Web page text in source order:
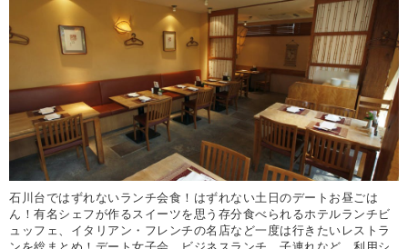
石川台ではずれないランチ会食！はずれない土日のデートお昼ごは
ん！有名シェフが作るスイーツを思う存分食べられるホテルランチビ
ュッフェ、イタリアン・フレンチの名店など一度は行きたいレストラ